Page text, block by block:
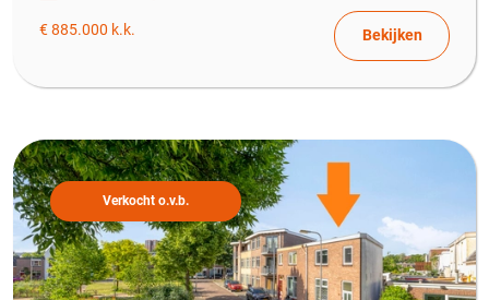
€ 885.000 k.k. Bekijken
Verkocht o.v.b.